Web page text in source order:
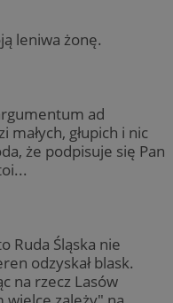
leniwa żonę.
ad
głupich i nic
że podpisuje się Pan
Ruda Śląska nie
odzyskał blask.
na rzecz Lasów